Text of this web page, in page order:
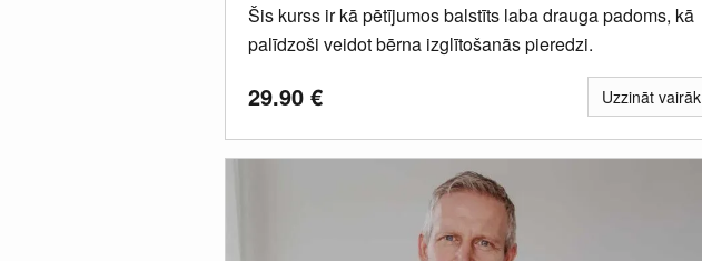
Šis kurss ir kā pētījumos balstīts laba drauga padoms, kā
palīdzoši veidot bērna izglītošanās pieredzi.
29.90 € Uzzināt vairāk